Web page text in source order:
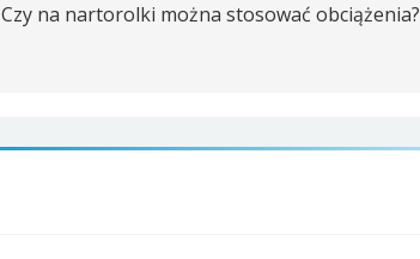
Czy na nartorolki można stosować obciążenia?